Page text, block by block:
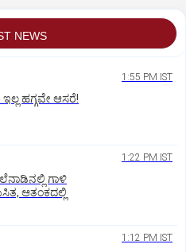
NEWS
1:55 PM IST
ಹಗ್ಗವೇ ಆಸರೆ!
1:22 PM IST
ಗಾಳಿ
ಆತಂಕದಲ್ಲಿ
1:12 PM IST